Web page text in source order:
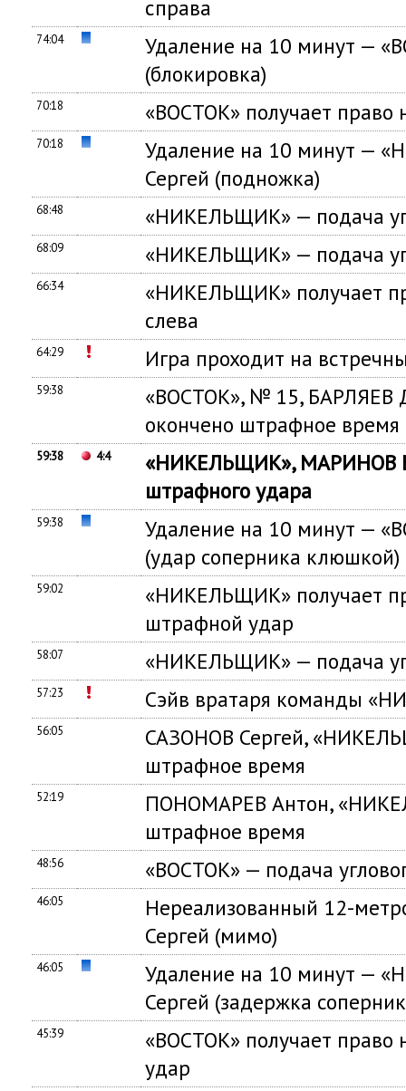
справа
74:04
Удаление на 10 минут —
(блокировка)
70:18 «ВОСТОК» получает право
70:18
Удаление на 10 минут —
Сергей (подножка)
68:48 «НИКЕЛЬЩИК» — подача
68:09 «НИКЕЛЬЩИК» — подача
66:34
«НИКЕЛЬЩИК» получает
слева
64:29 Игра проходит на
59:38
«ВОСТОК», № 15, БАРЛЯЕВ
окончено штрафное время
59:38 4:4
«НИКЕЛЬЩИК», МАРИНОВ
штрафного удара
59:38
Удаление на 10 минут —
(удар соперника клюшкой)
59:02
«НИКЕЛЬЩИК» получает
штрафной удар
58:07 «НИКЕЛЬЩИК» — подача
57:23 Сэйв вратаря команды
56:05
САЗОНОВ Сергей,
штрафное время
52:19
ПОНОМАРЕВ Антон,
штрафное время
48:56 «ВОСТОК» — подача
46:05
Нереализованный 12-
Сергей (мимо)
46:05
Удаление на 10 минут —
Сергей (задержка
45:39
«ВОСТОК» получает
удар